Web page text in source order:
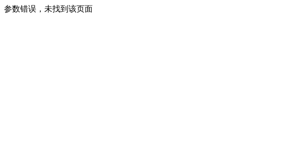
参数错误，未找到该页面